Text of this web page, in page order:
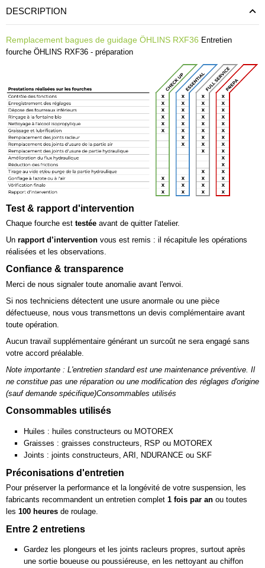
DESCRIPTION
Remplacement bagues de guidage ÖHLINS RXF36 Entretien
fourche ÖHLINS RXF36 - préparation
Test & rapport d'intervention
Chaque fourche est testée avant de quitter l'atelier.
Un rapport d’intervention vous est remis : il récapitule les opérations
réalisées et les observations.
Confiance & transparence
Merci de nous signaler toute anomalie avant l'envoi.
Si nos techniciens détectent une usure anormale ou une pièce
défectueuse, nous vous transmettons un devis complémentaire avant
toute opération.
Aucun travail supplémentaire générant un surcoût ne sera engagé sans
votre accord préalable.
Note importante : L'entretien standard est une maintenance préventive. Il
ne constitue pas une réparation ou une modification des réglages d'origine
(sauf demande spécifique)Consommables utilisés
Consommables utilisés
Huiles : huiles constructeurs ou MOTOREX
Graisses : graisses constructeurs, RSP ou MOTOREX
Joints : joints constructeurs, ARI, NDURANCE ou SKF
Préconisations d'entretien
Pour préserver la performance et la longévité de votre suspension, les
fabricants recommandent un entretien complet 1 fois par an ou toutes
les 100 heures de roulage.
Entre 2 entretiens
Gardez les plongeurs et les joints racleurs propres, surtout après
une sortie boueuse ou poussiéreuse, en les nettoyant au chiffon